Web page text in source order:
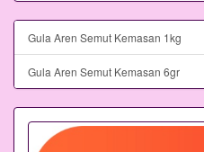
Gula Aren Semut Kemasan 1kg
Gula Aren Semut Kemasan 6gr